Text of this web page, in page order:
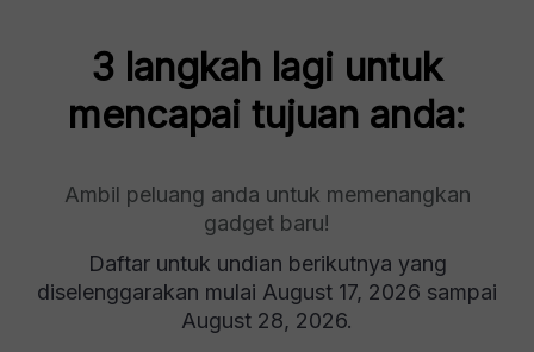
3 langkah lagi untuk
mencapai tujuan anda:
Ambil peluang anda untuk memenangkan
gadget baru!
Daftar untuk undian berikutnya yang
diselenggarakan mulai August 17, 2026 sampai
August 28, 2026.